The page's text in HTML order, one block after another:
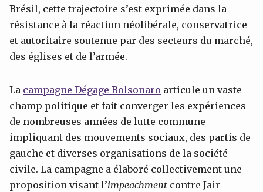
Brésil, cette trajectoire s’est exprimée dans la
résistance à la réaction néolibérale, conservatrice
et autoritaire soutenue par des secteurs du marché,
des églises et de l’armée.
La campagne Dégage Bolsonaro articule un vaste
champ politique et fait converger les expériences
de nombreuses années de lutte commune
impliquant des mouvements sociaux, des partis de
gauche et diverses organisations de la société
civile. La campagne a élaboré collectivement une
proposition visant l’impeachment contre Jair